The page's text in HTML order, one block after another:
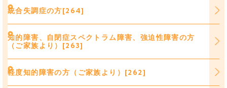
統合失調症の方[264]
知的障害、自閉症スペクトラム障害、強迫性障害の方
（ご家族より）[263]
軽度知的障害の方（ご家族より）[262]